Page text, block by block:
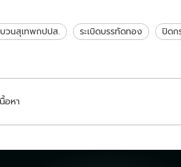
ทำงานร่วมกัน
บวนสุเทพกปปส. ระเบิดบรรทัดทอง ปิดก
อหา